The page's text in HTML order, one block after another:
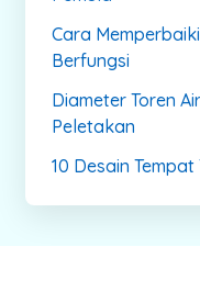
Cara
Berfungsi
Diameter Toren
Peletakan
10 Desain